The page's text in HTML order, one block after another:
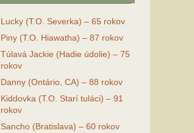
Lucky (T.O. Severka) – 65 rokov
Piny (T.O. Hiawatha) – 87 rokov
Túlavá Jackie (Hadie údolie) – 75
rokov
Danny (Ontário, CA) – 88 rokov
Kiddovka (T.O. Starí tuláci) – 91
rokov
Sancho (Bratislava) – 60 rokov